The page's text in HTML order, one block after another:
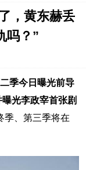
，黄东赫丢
吗？”
季今日曝光前导
光李政宰首张剧
季、第三季将在